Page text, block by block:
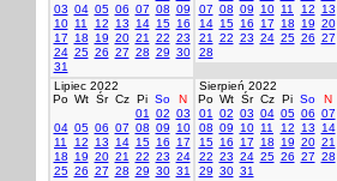
03 04 05 06 07 08 09
10 11 12 13 14 15 16
17
18 19 20 21 22 23
24 25 26 27 28 29 30
31
07 08 09 10 11 12
13
14 15 16 17 18 19 20
21
22 23 24 25 26 27
28
Lipiec 2022
Po Wt Śr Cz Pi So
N
01
02 03
04 05 06 07 08 09
10
11
12 13 14 15 16
17
18
19 20 21 22 23 24
25 26 27 28 29 30 31
Sierpień 2022
Po Wt Śr Cz Pi So
N
01
02 03 04 05 06 07
08 09 10 11 12 13
14
15 16 17 18 19 20 21
22 23 24 25 26 27 28
29 30 31